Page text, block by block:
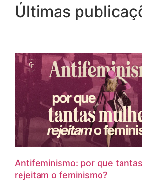
Últimas
Antifeminismo: por que
rejeitam o feminismo?